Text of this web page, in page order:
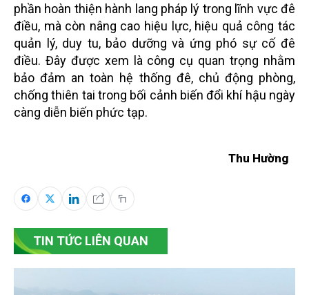
phần hoàn thiện hành lang pháp lý trong lĩnh vực đê
điều, mà còn nâng cao hiệu lực, hiệu quả công tác
quản lý, duy tu, bảo dưỡng và ứng phó sự cố đê
điều. Đây được xem là công cụ quan trọng nhằm
bảo đảm an toàn hệ thống đê, chủ động phòng,
chống thiên tai trong bối cảnh biến đổi khí hậu ngày
càng diễn biến phức tạp.
Thu Hường
TIN TỨC LIÊN QUAN